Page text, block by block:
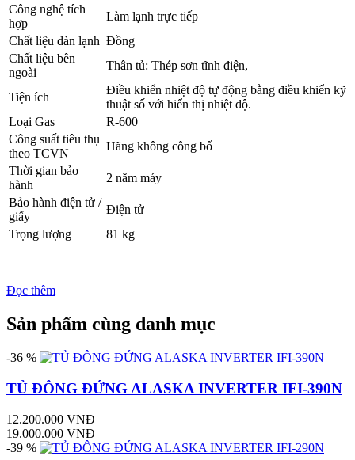
Công nghệ tích
hợp
Làm lạnh trực tiếp
Chất liệu dàn lạnh Đồng
Chất liệu bên
ngoài
Thân tủ: Thép sơn tĩnh điện,
Tiện ích
Điều khiển nhiệt độ tự động bằng điều khiển kỹ
thuật số với hiển thị nhiệt độ.
Loại Gas
R-600
Công suất tiêu thụ
theo TCVN
Hãng không công bố
Thời gian bảo
hành
2 năm máy
Bảo hành điện tử /
giấy
Điện tử
Trọng lượng
81 kg
Đọc thêm
Sản phẩm cùng danh mục
-36 %
TỦ ĐÔNG ĐỨNG ALASKA INVERTER IFI-390N
12.200.000 VNĐ
19.000.000 VNĐ
-39 %